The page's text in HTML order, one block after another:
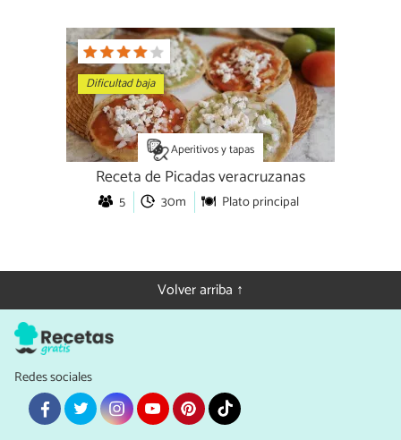
Dificultad baja
Aperitivos y tapas
Receta de Picadas veracruzanas
5 30m Plato principal
Volver arriba ↑
Redes sociales